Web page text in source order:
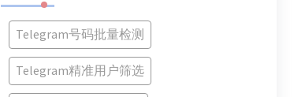
Telegram号码批量检测
Telegram精准用户筛选